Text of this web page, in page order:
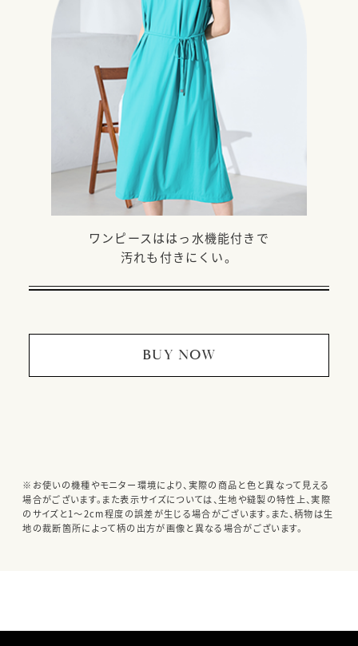
ワンピースははっ水機能付きで
汚れも付きにくい。
BUY NOW
※お使いの機種やモニター環境により、実際の商品と色と異なって見える
場合がございます。また表示サイズについては、生地や縫製の特性上、実際
のサイズと1～2cm程度の誤差が生じる場合がございます。また、柄物は生
地の裁断箇所によって柄の出方が画像と異なる場合がございます。